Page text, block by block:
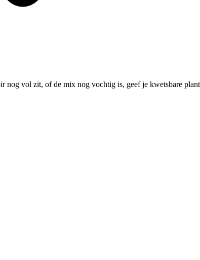
vol zit, of de mix nog vochtig is, geef je kwetsbare